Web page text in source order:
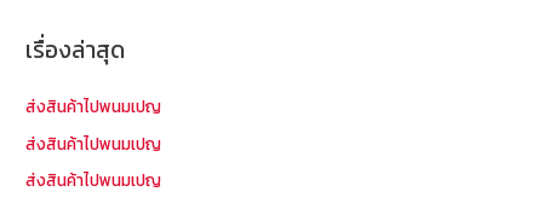
ห
รั
เรื่องล่าสุด
ส่งสินค้าไปพนมเปญ
ส่งสินค้าไปพนมเปญ
ส่งสินค้าไปพนมเปญ